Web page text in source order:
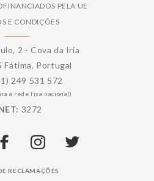
PELA UE
E CONDIÇÕES
2 - Cova da Iria
Fátima, Portugal
249 531 572
a rede fixa nacional)
3272
RECLAMAÇÕES